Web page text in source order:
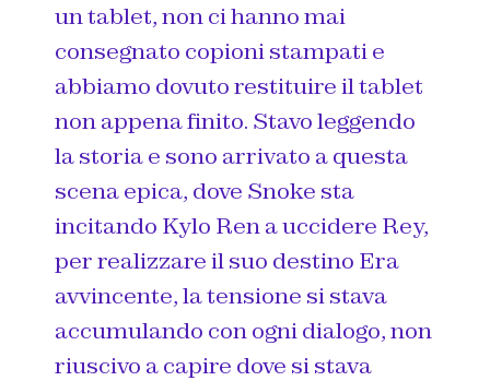
un tablet, non ci hanno mai
consegnato copioni stampati e
abbiamo dovuto restituire il tablet
non appena finito. Stavo leggendo
la storia e sono arrivato a questa
scena epica, dove Snoke sta
incitando Kylo Ren a uccidere Rey,
per realizzare il suo destino Era
avvincente, la tensione si stava
accumulando con ogni dialogo, non
riuscivo a capire dove si stava